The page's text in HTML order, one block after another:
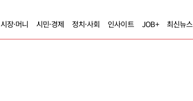
시장·머니 시민·경제 정치·사회 인사이트 JOB+ 최신뉴스